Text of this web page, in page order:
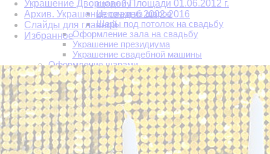
свадьбу
Цепочки из шаров
Шары под потолок на свадьбу
Оформление зала на свадьбу
Украшение президиума
Украшение свадебной машины
Оформление шарами
Украшение корпоративов
Украшение цветами
Украшение на выпускной
Выпускной в детском саду
Школьный выпускной
Фигуры из шаров
Фольгированные шары
Фотозоны. Аренда фотозон. Изготовление фотозон
Украшение Дворцовой Площади 01.06.2012 г.
Архив. Украшение свадеб 2002-2016
Слайды для главной
Избранное